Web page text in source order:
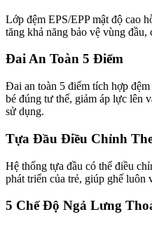
Lớp đệm EPS/EPP mật độ cao
tăng khả năng bảo vệ vùng đầu,
Đai An Toàn 5 Điểm
Đai an toàn 5 điểm tích hợp
bé đúng tư thế, giảm áp lực lên
sử dụng.
Tựa Đầu Điều Chỉnh
Hệ thống tựa đầu có thể điều
phát triển của trẻ, giúp ghế luôn
5 Chế Độ Ngả Lưng